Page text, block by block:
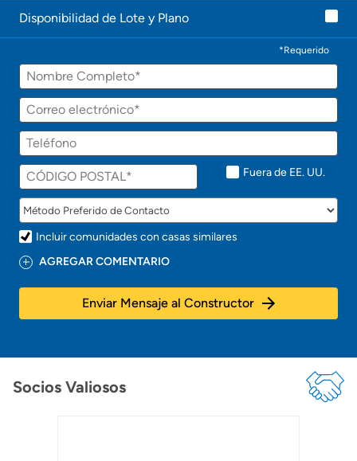
Disponibilidad de Lote y Plano
*Requerido
Fuera de EE. UU.
Incluir comunidades con casas similares
AGREGAR COMENTARIO
Enviar Mensaje al Constructor
Socios Valiosos